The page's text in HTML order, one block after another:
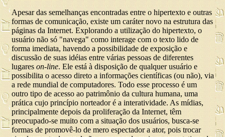
Apesar das semelhanças encontradas entre o hipertexto e outras
formas de comunicação, existe um caráter novo na estrutura das
páginas da Internet. Explorando a utilização do hipertexto, o
usuário não só "navega" como interage com o texto lido de
forma imediata, havendo a possibilidade de exposição e
discussão de suas idéias entre várias pessoas de diferentes
lugares on-line. Ele está à disposição de qualquer usuário e
possibilita o acesso direto a informações científicas (ou não), via
a rede mundial de computadores. Todo esse processo é um
outro tipo de acesso ao patrimônio da cultura humana, uma
prática cujo princípio norteador é a interatividade. As mídias,
principalmente depois da proliferação da Internet, têm
preocupado-se muito com a situação dos usuários, busca-se
formas de promovê-lo de mero espectador a ator, pois trocar